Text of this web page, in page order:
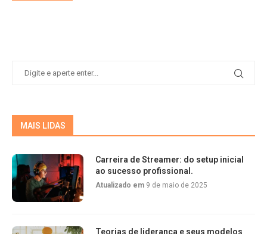
MAIS LIDAS
Carreira de Streamer: do setup inicial
ao sucesso profissional.
Atualizado em 9 de maio de 2025
Teorias de liderança e seus modelos